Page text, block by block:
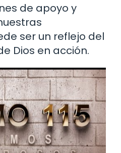
de apoyo y
ser un reflejo del
Dios en acción.